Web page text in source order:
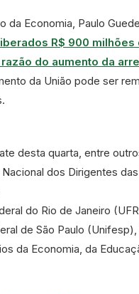
da Economia, Paulo
R$ 900
do aumento da
da União pode ser
desta quarta, entre
dos Dirigentes
do Rio de Janeiro
de São Paulo
da Economia, da